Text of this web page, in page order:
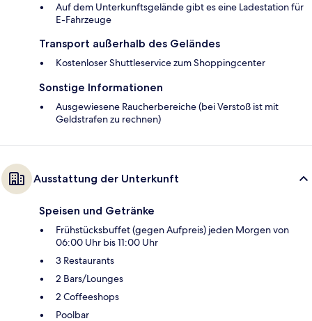
Auf dem Unterkunftsgelände gibt es eine Ladestation für
E-Fahrzeuge
Transport außerhalb des Geländes
Kostenloser Shuttleservice zum Shoppingcenter
Sonstige Informationen
Ausgewiesene Raucherbereiche (bei Verstoß ist mit
Geldstrafen zu rechnen)
Ausstattung der Unterkunft
Speisen und Getränke
Frühstücksbuffet (gegen Aufpreis) jeden Morgen von
06:00 Uhr bis 11:00 Uhr
3 Restaurants
2 Bars/Lounges
2 Coffeeshops
Poolbar